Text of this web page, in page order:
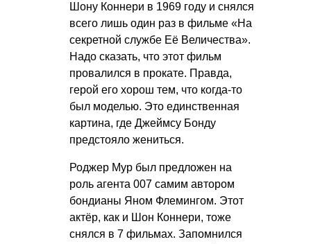
Шону Коннери в 1969 году и снялся
всего лишь один раз в фильме «На
секретной службе Её Величества».
Надо сказать, что этот фильм
провалился в прокате. Правда,
герой его хорош тем, что когда-то
был моделью. Это единственная
картина, где Джеймсу Бонду
предстояло жениться.
Роджер Мур был предложен на
роль агента 007 самим автором
бондианы Яном Флемингом. Этот
актёр, как и Шон Коннери, тоже
снялся в 7 фильмах. Запомнился